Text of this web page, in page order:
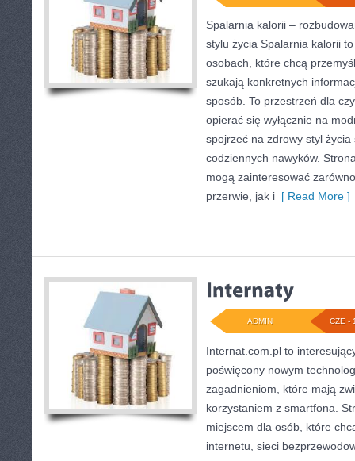
Spalarnia kalorii –
stylu życia Spalarnia kalorii
osobach, które chcą
szukają konkretnych
sposób. To przestrzeń dla
opierać się wyłącznie na
spojrzeć na zdrowy styl
codziennych nawyków.
mogą zainteresować
przerwie, jak i [ Read More ]
CZE -
ADMIN
Internat.com.pl to
poświęcony nowym
zagadnieniom, które mają
korzystaniem z smartfona.
miejscem dla osób, które
internetu, sieci